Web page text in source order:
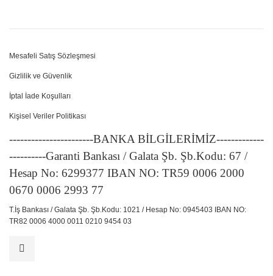
Mesafeli Satış Sözleşmesi
Gizlilik ve Güvenlik
İptal İade Koşulları
Kişisel Veriler Politikası
-----------------------BANKA BİLGİLERİMİZ-------------
----------Garanti Bankası / Galata Şb. Şb.Kodu: 67 /
Hesap No: 6299377 IBAN NO: TR59 0006 2000
0670 0006 2993 77
T.İş Bankası / Galata Şb. Şb.Kodu: 1021 / Hesap No: 0945403 IBAN NO:
TR82 0006 4000 0011 0210 9454 03